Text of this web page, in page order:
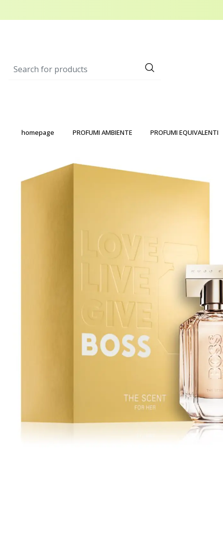
homepage PROFUMI AMBIENTE PROFUMI EQUIVALENTI